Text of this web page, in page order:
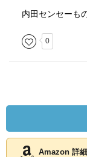
内田センセーも
0
Amazon 詳